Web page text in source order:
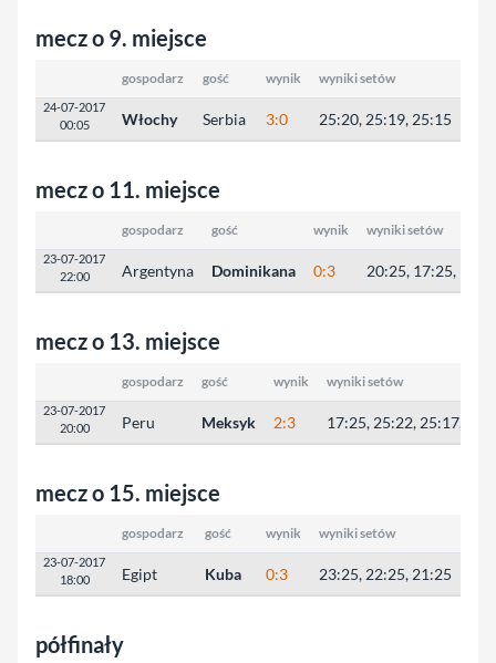
mecz o 9. miejsce
gospodarz gość wynik wyniki setów
24-07-2017
00:05
Włochy Serbia 3:0 25:20, 25:19, 25:15
mecz o 11. miejsce
gospodarz gość wynik wyniki setów
23-07-2017
22:00
Argentyna Dominikana 0:3 20:25, 17:25,
mecz o 13. miejsce
gospodarz gość wynik wyniki setów
23-07-2017
20:00
Peru Meksyk 2:3 17:25, 25:22, 25:17,
mecz o 15. miejsce
gospodarz gość wynik wyniki setów
23-07-2017
18:00
Egipt Kuba 0:3 23:25, 22:25, 21:25
półfinały